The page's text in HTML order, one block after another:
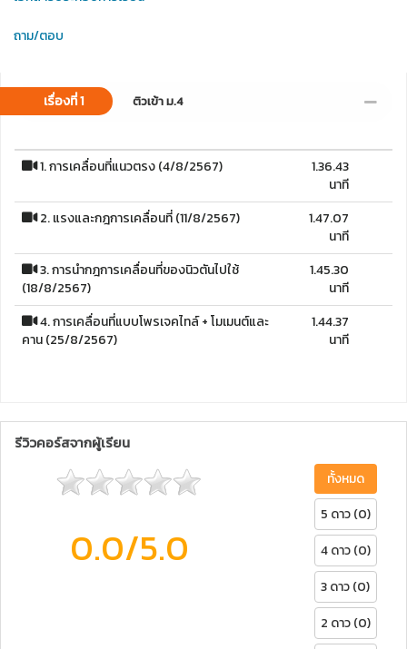
ถาม/ตอบ
เรื่องที่ 1 ติวเข้า ม.4
1. การเคลื่อนที่แนวตรง (4/8/2567)
1.36.43
นาที
2. แรงและกฎการเคลื่อนที่ (11/8/2567)
1.47.07
นาที
3. การนำกฎการเคลื่อนที่ของนิวตันไปใช้
(18/8/2567)
1.45.30
นาที
4. การเคลื่อนที่แบบโพรเจคไทล์ + โมเมนต์และ
คาน (25/8/2567)
1.44.37
นาที
รีวิวคอร์สจากผู้เรียน
0.0/5.0
ทั้งหมด
5 ดาว (0)
4 ดาว (0)
3 ดาว (0)
2 ดาว (0)